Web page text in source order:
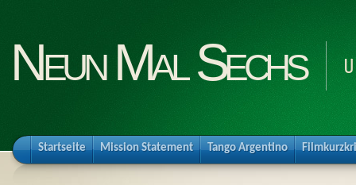
Neun Mal Sechs
Startseite Mission Statement Tango Argentino